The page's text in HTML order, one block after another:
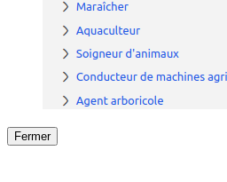
Fermer